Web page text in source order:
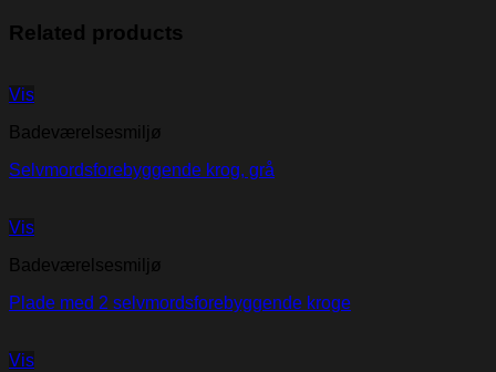
Related products
Vis
Badeværelsesmiljø
Selvmordsforebyggende krog, grå
Vis
Badeværelsesmiljø
Plade med 2 selvmordsforebyggende kroge
Vis